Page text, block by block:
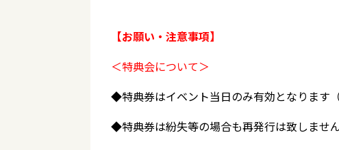
【お願い・注意事項】
＜特典会について＞
◆特典券はイベント当日のみ有効となります
◆特典券は紛失等の場合も再発行は致しません